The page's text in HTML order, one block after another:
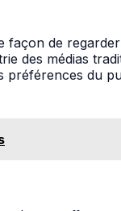
de
des médias
préférences du